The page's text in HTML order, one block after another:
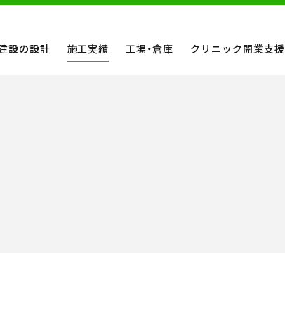
設の設計 施工実績 工場・倉庫 クリニック開業支援